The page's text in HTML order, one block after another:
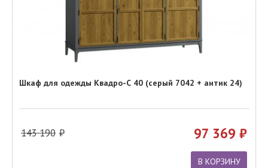
Шкаф для одежды Квадро-С 40 (серый 7042 + антик 24)
143 190 97 369
В КОРЗИНУ